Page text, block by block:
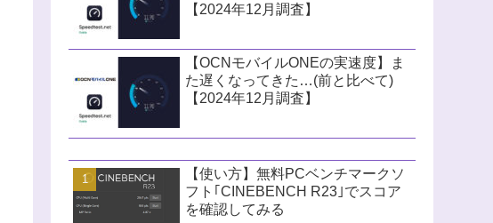
【2024年12月調査】
【OCNモバイルONEの実速度】ま
た遅くなってきた…(前と比べて)
【2024年12月調査】
【使い方】無料PCベンチマークソ
フト｢CINEBENCH R23｣でスコア
を確認してみる